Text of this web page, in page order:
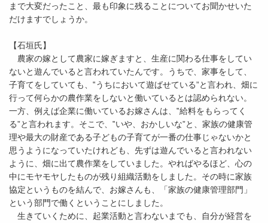
まで大変だったこと、最も印象に残ることについてお聞かせいた
だけますでしょうか。
【石垣氏】
農家の嫁として農家に嫁ぎますと、生産に関わる仕事をしてい
ないと遊んでいると言われていたんです。うちで、家事をして、
子育てをしていても、‟うちにおいて遊ばせている”と言われ、畑に
行って何らかの農作業をしないと働いているとは認められない。
一方、例えば企業に働いているお嫁さんは、‟給料をもらってく
る”と言われます。そこで、‟いや、おかしいな”と、家族の健康管
理や最大の財産である子どもの子育てが一番の仕事じゃないかと
思うようになっていたけれども、先ずは遊んでいると言われない
ように、畑に出て農作業をしていました。やればやるほど、心の
中にモヤモヤしたものが残り組織活動をしました。その時に家族
協定というものを結んで、お嫁さんも、「家族の健康管理部門」
という部門で働くということにしました。
生きていくために、起業活動と言わないまでも、自分が経営を